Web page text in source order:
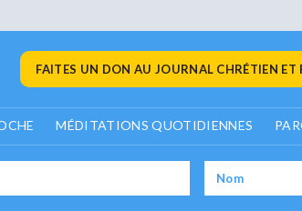
FAITES UN DON AU JOURNAL CHRÉTIEN ET
MÉDITATIONS QUOTIDIENNES